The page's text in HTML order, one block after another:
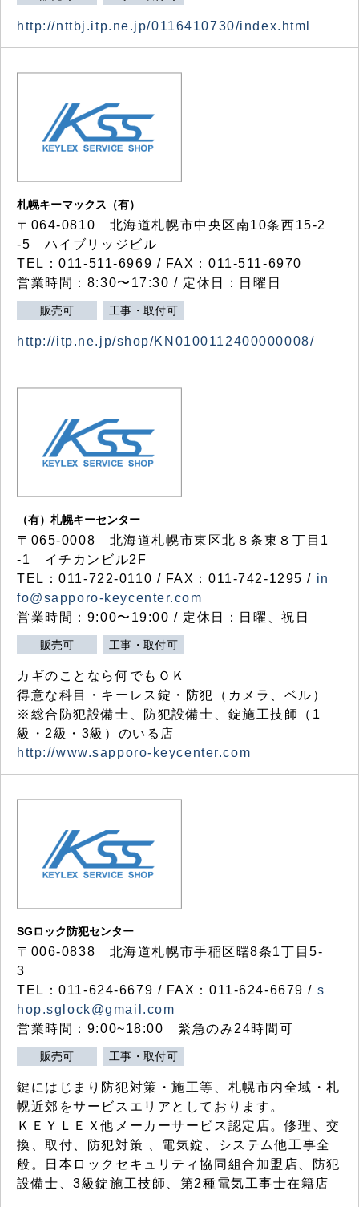
http://nttbj.itp.ne.jp/0116410730/index.html
札幌キーマックス（有）
〒064-0810 北海道札幌市中央区南10条西15-2
-5 ハイブリッジビル
TEL：011-511-6969 / FAX：011-511-6970
営業時間：8:30〜17:30 / 定休日：日曜日
販売可 工事・取付可
http://itp.ne.jp/shop/KN0100112400000008/
（有）札幌キーセンター
〒065-0008 北海道札幌市東区北８条東８丁目1
-1 イチカンビル2F
TEL：011-722-0110 / FAX：011-742-1295 / in
fo@sapporo-keycenter.com
営業時間：9:00〜19:00 / 定休日：日曜、祝日
販売可 工事・取付可
カギのことなら何でもＯＫ
得意な科目・キーレス錠・防犯（カメラ、ベル）
※総合防犯設備士、防犯設備士、錠施工技師（1
級・2級・3級）のいる店
http://www.sapporo-keycenter.com
SGロック防犯センター
〒006-0838 北海道札幌市手稲区曙8条1丁目5-
3
TEL：011-624-6679 / FAX：011-624-6679 / s
hop.sglock@gmail.com
営業時間：9:00~18:00 緊急のみ24時間可
販売可 工事・取付可
鍵にはじまり防犯対策・施工等、札幌市内全域・札
幌近郊をサービスエリアとしております。
ＫＥＹＬＥＸ他メーカーサービス認定店。修理、交
換、取付、防犯対策 、電気錠、システム他工事全
般。日本ロックセキュリティ協同組合加盟店、防犯
設備士、3級錠施工技師、第2種電気工事士在籍店